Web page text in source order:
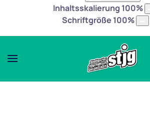
Inhaltsskalierung 100%
Schriftgröße 100%